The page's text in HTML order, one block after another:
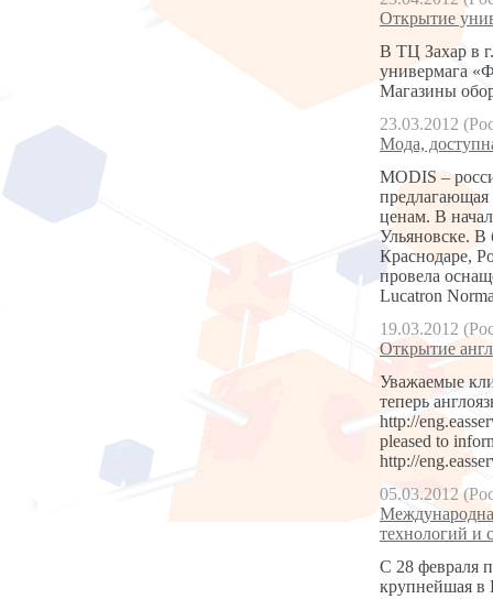
Открытие
В ТЦ Захар в
универмага
Магазины
23.03.2012
Мода,
MODIS –
ценам. В
Ульяновске. В
Краснодаре,
провела
Lucatron
19.03.2012
Открытие
Уважаемые
теперь
http://
pleased to
http://
05.03.2012
технологий и
С 28 февраля
крупнейшая в